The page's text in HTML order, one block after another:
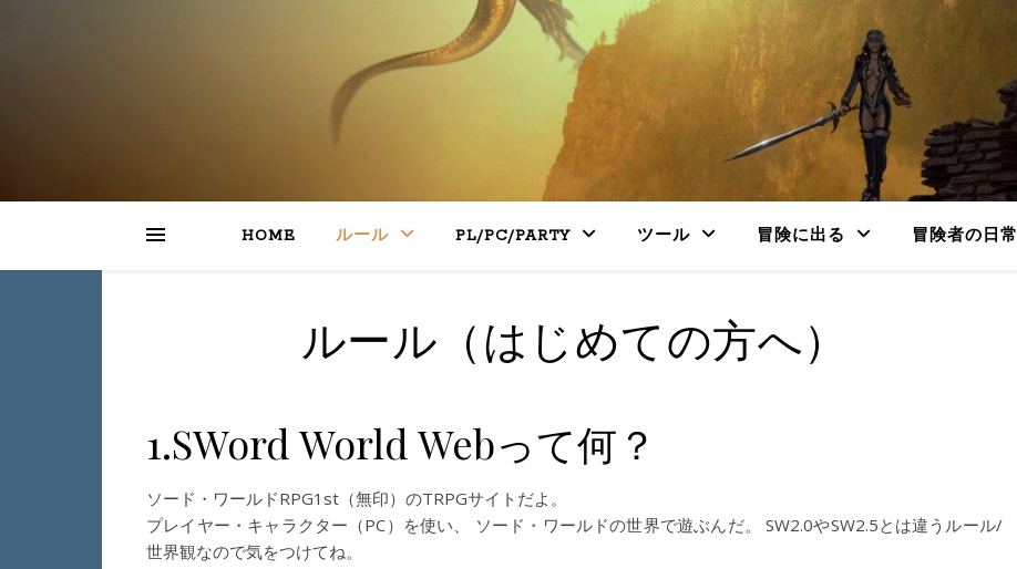
HOME ルール PL/PC/PARTY ツール 冒険に出る 冒険者の日常
ルール（はじめての方へ）
1.SWord World Webって何？
ソード・ワールドRPG1st（無印）のTRPGサイトだよ。
プレイヤー・キャラクター（PC）を使い、 ソード・ワールドの世界で遊ぶんだ。 SW2.0やSW2.5とは違うルール/
世界観なので気をつけてね。